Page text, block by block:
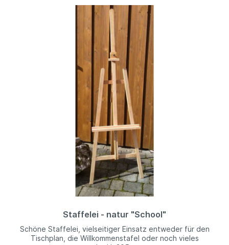
Staffelei - natur "School"
Schöne Staffelei, vielseitiger Einsatz entweder für den
Tischplan, die Willkommenstafel oder noch vieles